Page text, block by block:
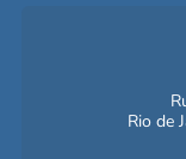
Rio de